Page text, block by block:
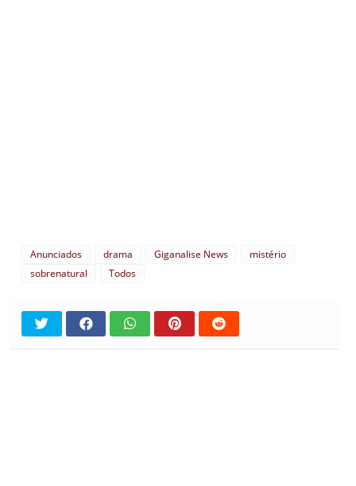
Anunciados drama Giganalise News
mistério
sobrenatural
Todos